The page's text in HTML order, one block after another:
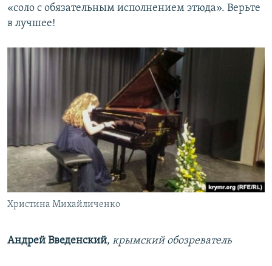
«соло с обязательным исполнением этюда». Верьте
в лучшее!
Христина Михайличенко
Андрей Введенский, крымский обозреватель